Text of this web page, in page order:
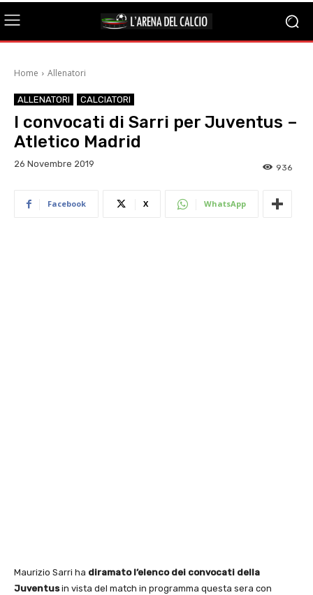
Home Allenatori
ALLENATORI CALCIATORI
I convocati di Sarri per Juventus –
Atletico Madrid
26 Novembre 2019 936
Facebook X WhatsApp
Maurizio Sarri ha diramato l’elenco dei convocati della
Juventusin vista del match in programma questa sera con